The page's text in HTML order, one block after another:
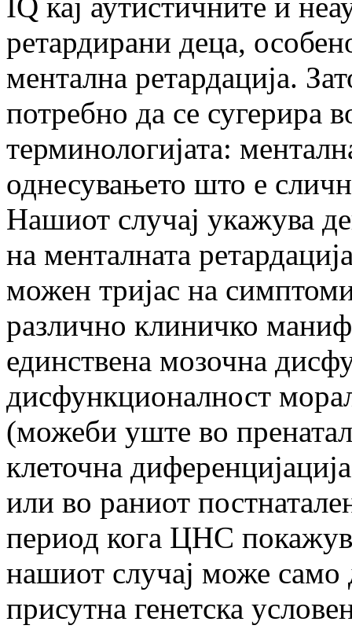
IQ кај аутистичните и
ретардирани деца,
ментална ретардација.
потребно да се сугерира
терминологијата:
однесувањето што е
Нашиот случај укажува
на менталната
можен тријас на
различно клиничко
единствена мозочна
дисфункционалност
(можеби уште во
клеточна
или во раниот
период кога ЦНС
нашиот случај може само
присутна генетска